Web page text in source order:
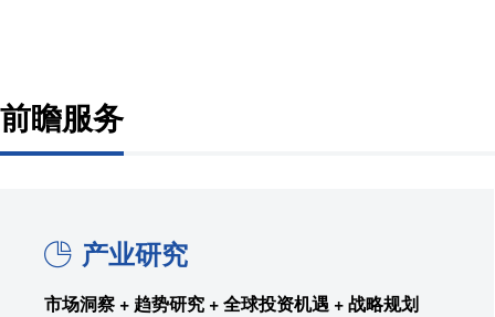
前瞻服务
产业研究
市场洞察 + 趋势研究 + 全球投资机遇 + 战略规划